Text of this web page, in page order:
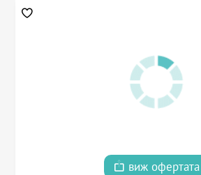
виж офертата